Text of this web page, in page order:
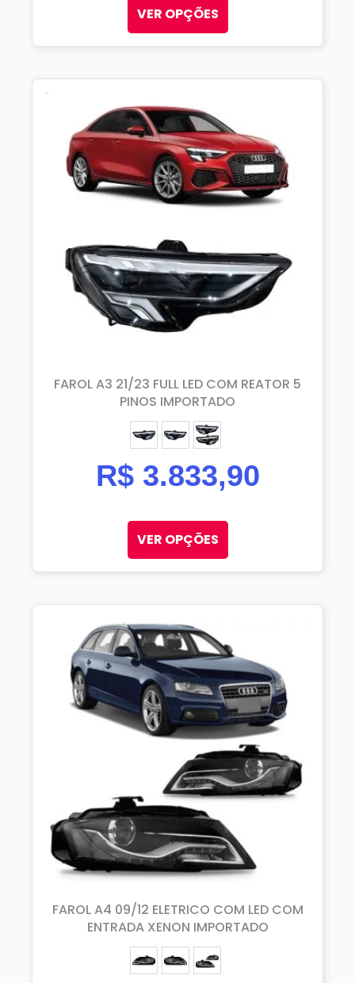
VER OPÇÕES
FAROL A3 21/23 FULL LED COM REATOR 5
PINOS IMPORTADO
ESQUERDO (MOTORISTA)
DIREITO (PASSAGEIRO)
PAR
R$3.833,90
VER OPÇÕES
FAROL A4 09/12 ELETRICO COM LED COM
ENTRADA XENON IMPORTADO
ESQUERDO (MOTORISTA)
DIREITO (PASSAGEIRO)
PAR